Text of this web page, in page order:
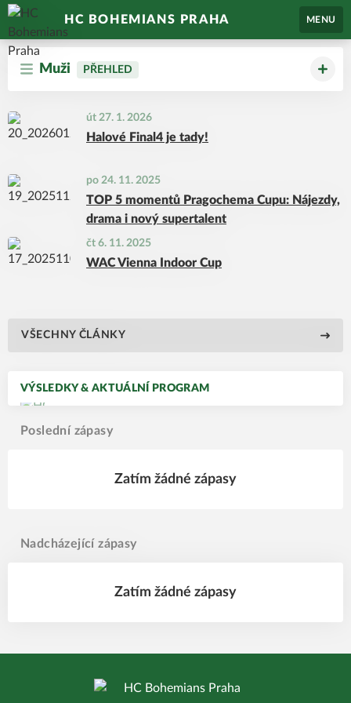
HC BOHEMIANS PRAHA MENU
Muži PŘEHLED
út 27. 1. 2026
Halové Final4 je tady!
po 24. 11. 2025
TOP 5 momentů Pragochema Cupu: Nájezdy,
drama i nový supertalent
čt 6. 11. 2025
WAC Vienna Indoor Cup
VŠECHNY ČLÁNKY
VÝSLEDKY & AKTUÁLNÍ PROGRAM
Poslední zápasy
Zatím žádné zápasy
Nadcházející zápasy
Zatím žádné zápasy